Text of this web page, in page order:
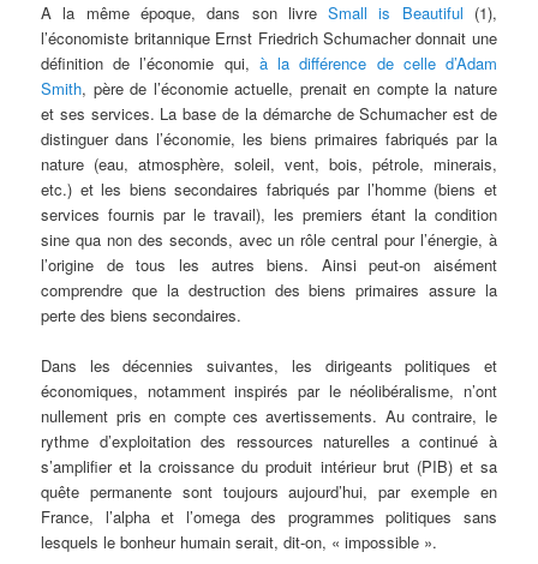
A la même époque, dans son livreSmall is Beautiful (1),
l’économiste britannique Ernst Friedrich Schumacher donnait une
définition de l’économie qui, à la différence de celle d’Adam
Smith, père de l’économie actuelle, prenait en compte la nature
et ses services. La base de la démarche de Schumacher est de
distinguer dans l’économie, les biens primaires fabriqués par la
nature (eau, atmosphère, soleil, vent, bois, pétrole, minerais,
etc.) et les biens secondaires fabriqués par l’homme (biens et
services fournis par le travail), les premiers étant la condition
sine qua non des seconds, avec un rôle central pour l’énergie, à
l’origine de tous les autres biens. Ainsi peut-on aisément
comprendre que la destruction des biens primaires assure la
perte des biens secondaires.
Dans les décennies suivantes, les dirigeants politiques et
économiques, notamment inspirés par le néolibéralisme, n’ont
nullement pris en compte ces avertissements. Au contraire, le
rythme d’exploitation des ressources naturelles a continué à
s’amplifier et la croissance du produit intérieur brut (PIB) et sa
quête permanente sont toujours aujourd’hui, par exemple en
France, l’alpha et l’omega des programmes politiques sans
lesquels le bonheur humain serait, dit-on, « impossible ».